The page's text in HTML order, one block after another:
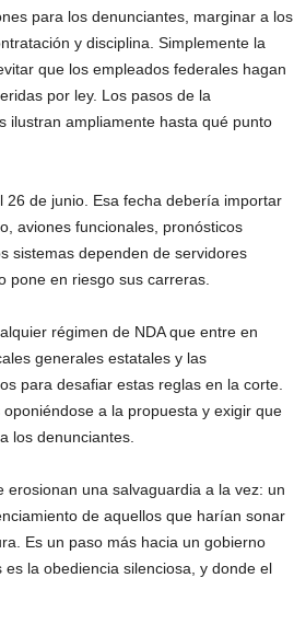
para los denunciantes, marginar a los
y disciplina. Simplemente la
que los empleados federales hagan
por ley. Los pasos de la
ilustran ampliamente hasta qué punto
de junio. Esa fecha debería importar
aviones funcionales, pronósticos
sistemas dependen de servidores
pone en riesgo sus carreras.
régimen de NDA que entre en
generales estatales y las
para desafiar estas reglas en la corte.
a la propuesta y exigir que
los denunciantes.
una salvaguardia a la vez: un
de aquellos que harían sonar
Es un paso más hacia un gobierno
la obediencia silenciosa, y donde el